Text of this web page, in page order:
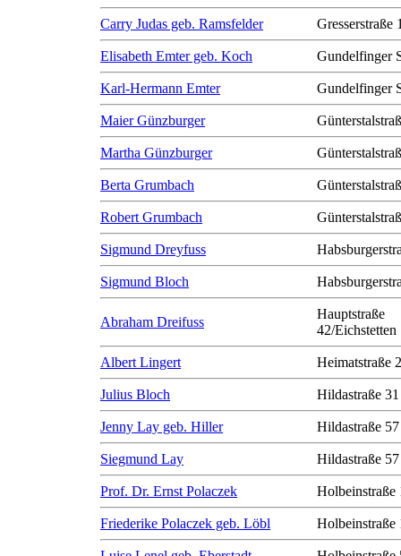
Carry Judas geb. Ramsfelder Gresserstraße
Elisabeth Emter geb. Koch Gundelfinger
Karl-Hermann Emter Gundelfinger
Maier Günzburger
Martha Günzburger
Berta Grumbach
Robert Grumbach
Sigmund Dreyfuss
Sigmund Bloch
Abraham Dreifuss
Hauptstraße
42/Eichstetten
Albert Lingert Heimatstraße 2
Julius Bloch Hildastraße 31
Jenny Lay geb. Hiller Hildastraße 57
Siegmund Lay Hildastraße 57
Prof. Dr. Ernst Polaczek Holbeinstraße
Friederike Polaczek geb. Löbl Holbeinstraße